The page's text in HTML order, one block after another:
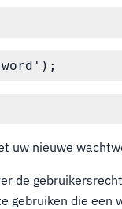
uw nieuwe
de
gebruiken die een